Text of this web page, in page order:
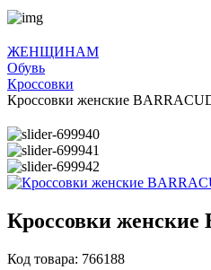
ЖЕНЩИНАМ
Обувь
Кроссовки
Кроссовки женские
Кроссовки женские
Код товара: 766188